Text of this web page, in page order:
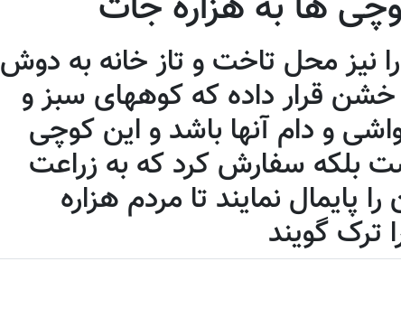
نیز محل تاخت و تاز خانه به دوش
قرار داده که کوههای سبز و
و دام آنها باشد و این کوچی
بلکه سفارش کرد که به زراعت
پایمال نمایند تا مردم هزاره
ترک گویند